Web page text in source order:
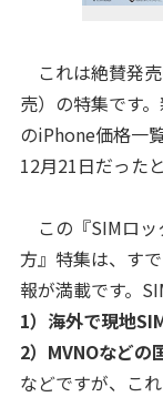
これは絶賛発
売）の特集です
のiPhone価格一
12月21日だった
この『SIMロッ
方』特集は、す
報が満載です。
1）海外で現地
2）MVNOなどの
などですが、こ